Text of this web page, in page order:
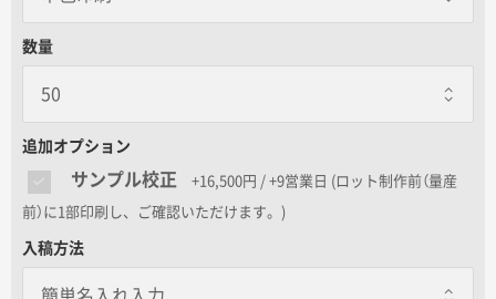
名入れグループサイト
数量
追加オプション
サンプル校正 +16,500円 / +9営業日 (ロット制作前（量産
前）に1部印刷し、ご確認いただけます。)
入稿方法